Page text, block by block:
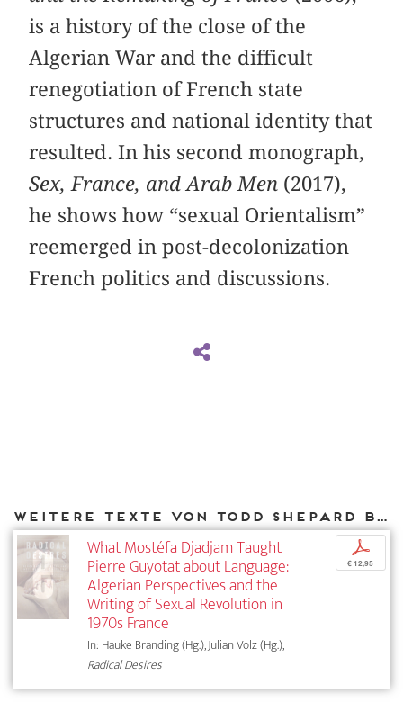
is a history of the close of the
Algerian War and the difficult
renegotiation of French state
structures and national identity that
resulted. In his second monograph,
Sex, France, and Arab Men (2017),
he shows how “sexual Orientalism”
reemerged in post-decolonization
French politics and discussions.
Weitere Texte von Todd Shepard bei DIAPHANES
What Mostéfa Djadjam Taught
Pierre Guyotat about Language:
Algerian ­Perspectives and the
Writing of Sexual Revolution in
1970s France
In: Hauke Branding (Hg.), Julian Volz (Hg.),
Radical Desires
p
€ 12,95